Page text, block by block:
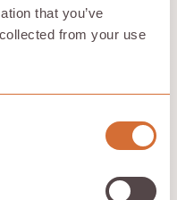
that you’ve
from your use
Security
Features
authentication